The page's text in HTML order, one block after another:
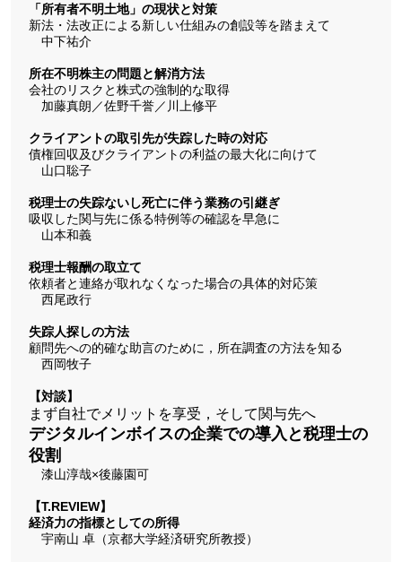
「所有者不明土地」の現状と対策
新法・法改正による新しい仕組みの創設等を踏まえて
中下祐介
所在不明株主の問題と解消方法
会社のリスクと株式の強制的な取得
加藤真朗／佐野千誉／川上修平
クライアントの取引先が失踪した時の対応
債権回収及びクライアントの利益の最大化に向けて
山口聡子
税理士の失踪ないし死亡に伴う業務の引継ぎ
吸収した関与先に係る特例等の確認を早急に
山本和義
税理士報酬の取立て
依頼者と連絡が取れなくなった場合の具体的対応策
西尾政行
失踪人探しの方法
顧問先への的確な助言のために，所在調査の方法を知る
西岡牧子
【対談】
まず自社でメリットを享受，そして関与先へ
デジタルインボイスの企業での導入と税理士の
役割
漆山淳哉×後藤園可
【T.REVIEW】
経済力の指標としての所得
宇南山 卓（京都大学経済研究所教授）